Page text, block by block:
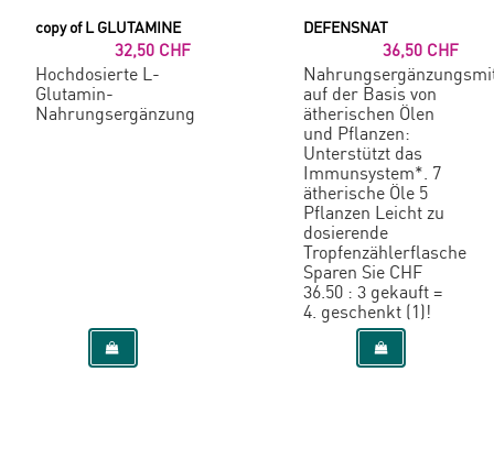
copy of L GLUTAMINE
32,50 CHF
Hochdosierte L-
Glutamin-
Nahrungsergänzung
DEFENSNAT
36,50 CHF
auf der Basis von
ätherischen Ölen
und Pflanzen:
Unterstützt das
Immunsystem*. 7
ätherische Öle 5
Pflanzen Leicht zu
dosierende
Tropfenzählerflasche
Sparen Sie CHF
36.50 : 3 gekauft =
4. geschenkt (1)!